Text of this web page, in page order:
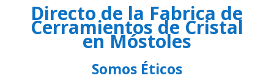
Directo de la Fabrica de
Cerramientos de Cristal
en Móstoles
Somos Éticos